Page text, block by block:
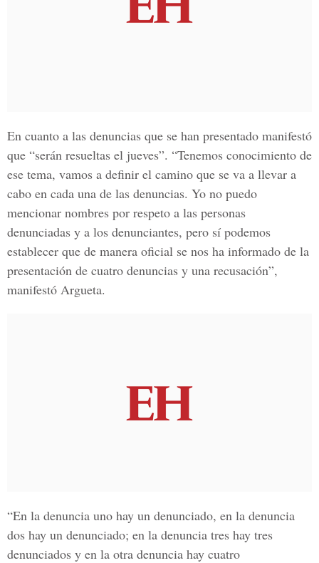
En cuanto a las denuncias que se han presentado manifestó
que “serán resueltas el jueves”. “Tenemos conocimiento de
ese tema, vamos a definir el camino que se va a llevar a
cabo en cada una de las denuncias. Yo no puedo
mencionar nombres por respeto a las personas
denunciadas y a los denunciantes, pero sí podemos
establecer que de manera oficial se nos ha informado de la
presentación de cuatro denuncias y una recusación”,
manifestó Argueta.
“En la denuncia uno hay un denunciado, en la denuncia
dos hay un denunciado; en la denuncia tres hay tres
denunciados y en la otra denuncia hay cuatro